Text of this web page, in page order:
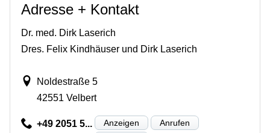
Adresse + Kontakt
Dr. med. Dirk Laserich
Dres. Felix Kindhäuser und Dirk Laserich
Noldestraße 5
42551 Velbert
+49 2051 5... Anzeigen Anrufen